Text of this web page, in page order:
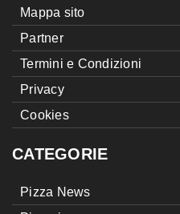
Mappa sito
Partner
Termini e Condizioni
Privacy
Cookies
CATEGORIE
Pizza News